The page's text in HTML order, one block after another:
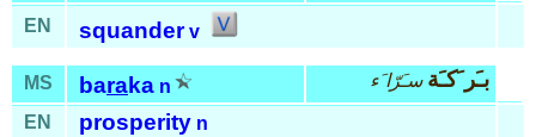
EN squander v
MS baraka n بـَر َكـَة سـَرّا َء
EN prosperity n